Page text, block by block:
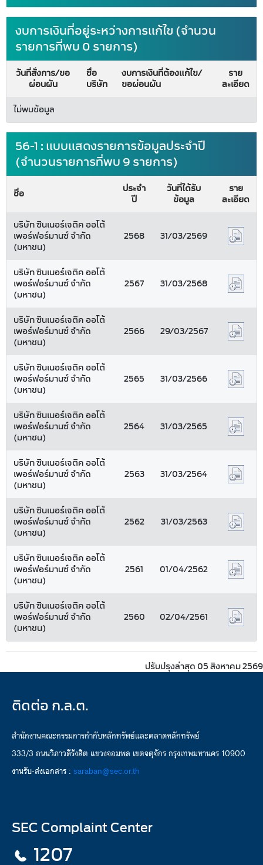
งบการเงินที่อยู่ระหว่างการแก้ไข (จำนวน
รายการที่พบ 0 รายการ)
วันที่สั่งการ/ขอ
ผ่อนผัน
ชื่อ
บริษัท
งบการเงินที่ต้องแก้ไข/
ขอผ่อนผัน
ราย
ละเอียด
ไม่พบข้อมูล
56-1 : แบบแสดงรายการข้อมูลประจำปี
(จำนวนรายการที่พบ 9 รายการ)
ชื่อ
ประจำ
ปี
วันที่ได้รับ
ข้อมูล
ราย
ละเอียด
บริษัท ซินเนอร์เจติค ออโต้
เพอร์ฟอร์มานซ์ จำกัด
(มหาชน)
2568 31/03/2569
บริษัท ซินเนอร์เจติค ออโต้
เพอร์ฟอร์มานซ์ จำกัด
(มหาชน)
2567 31/03/2568
บริษัท ซินเนอร์เจติค ออโต้
เพอร์ฟอร์มานซ์ จำกัด
(มหาชน)
2566 29/03/2567
บริษัท ซินเนอร์เจติค ออโต้
เพอร์ฟอร์มานซ์ จำกัด
(มหาชน)
2565 31/03/2566
บริษัท ซินเนอร์เจติค ออโต้
เพอร์ฟอร์มานซ์ จำกัด
(มหาชน)
2564 31/03/2565
บริษัท ซินเนอร์เจติค ออโต้
เพอร์ฟอร์มานซ์ จำกัด
(มหาชน)
2563 31/03/2564
บริษัท ซินเนอร์เจติค ออโต้
เพอร์ฟอร์มานซ์ จำกัด
(มหาชน)
2562 31/03/2563
บริษัท ซินเนอร์เจติค ออโต้
เพอร์ฟอร์มานซ์ จำกัด
(มหาชน)
2561 01/04/2562
บริษัท ซินเนอร์เจติค ออโต้
เพอร์ฟอร์มานซ์ จำกัด
(มหาชน)
2560 02/04/2561
ปรับปรุงล่าสุด 05 สิงหาคม 2569
ติดต่อ ก.ล.ต.
สำนักงานคณะกรรมการกำกับหลักทรัพย์และตลาดหลักทรัพย์
333/3 ถนนวิภาวดีรังสิต แขวงจอมพล เขตจตุจักร กรุงเทพมหานคร 10900
งานรับ-ส่งเอกสาร : saraban@sec.or.th
SEC Complaint Center
1207